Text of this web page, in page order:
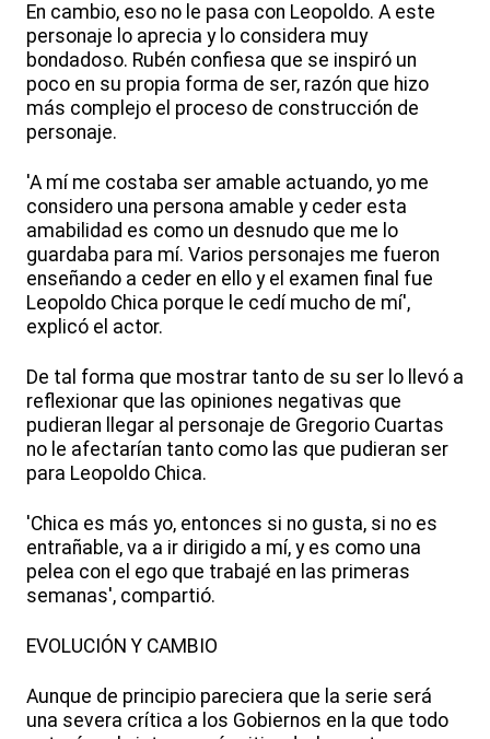
En cambio, eso no le pasa con Leopoldo. A este
personaje lo aprecia y lo considera muy
bondadoso. Rubén confiesa que se inspiró un
poco en su propia forma de ser, razón que hizo
más complejo el proceso de construcción de
personaje.
'A mí me costaba ser amable actuando, yo me
considero una persona amable y ceder esta
amabilidad es como un desnudo que me lo
guardaba para mí. Varios personajes me fueron
enseñando a ceder en ello y el examen final fue
Leopoldo Chica porque le cedí mucho de mí',
explicó el actor.
De tal forma que mostrar tanto de su ser lo llevó a
reflexionar que las opiniones negativas que
pudieran llegar al personaje de Gregorio Cuartas
no le afectarían tanto como las que pudieran ser
para Leopoldo Chica.
'Chica es más yo, entonces si no gusta, si no es
entrañable, va a ir dirigido a mí, y es como una
pelea con el ego que trabajé en las primeras
semanas', compartió.
EVOLUCIÓN Y CAMBIO
Aunque de principio pareciera que la serie será
una severa crítica a los Gobiernos en la que todo